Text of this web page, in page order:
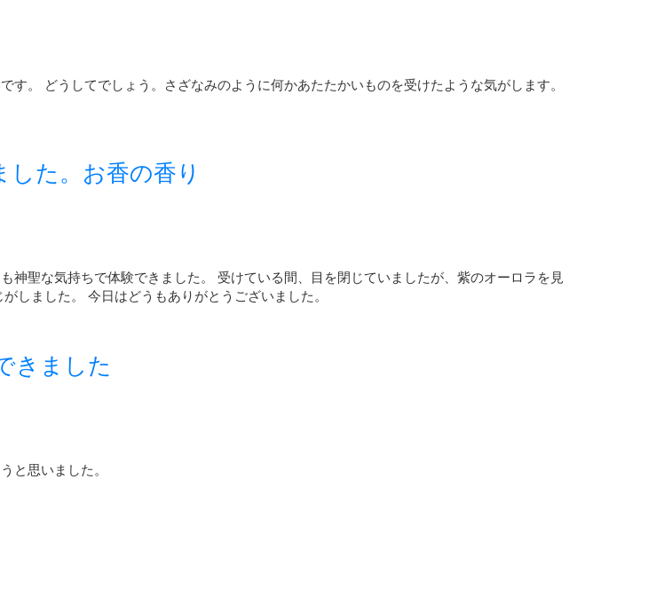
。 どうしてでしょう。さざなみのように何かあたたかいものを受けたような気がします。
た。お香の香り
聖な気持ちで体験できました。 受けている間、目を閉じていましたが、紫のオーロラを見
しました。 今日はどうもありがとうございました。
きました
と思いました。